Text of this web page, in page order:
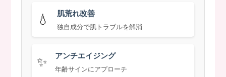
💧 肌荒れ改善
独自成分で肌トラブルを解消
✨ アンチエイジング
年齢サインにアプローチ